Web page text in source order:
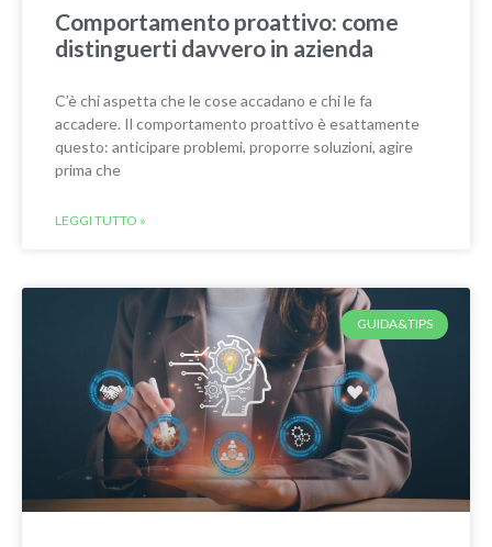
Comportamento proattivo: come
distinguerti davvero in azienda
C’è chi aspetta che le cose accadano e chi le fa
accadere. Il comportamento proattivo è esattamente
questo: anticipare problemi, proporre soluzioni, agire
prima che
LEGGI TUTTO »
GUIDA&TIPS